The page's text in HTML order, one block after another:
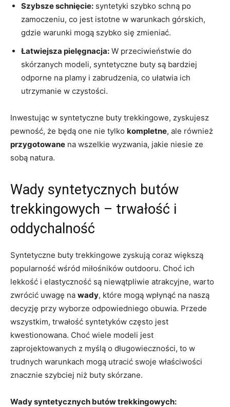
Szybsze schnięcie: syntetyki szybko schną po
zamoczeniu, co jest istotne w warunkach górskich,
gdzie warunki mogą szybko się zmieniać.
Łatwiejsza pielęgnacja: W przeciwieństwie do
skórzanych modeli, syntetyczne buty są bardziej
odporne na plamy i zabrudzenia, co ułatwia ich
utrzymanie w czystości.
Inwestując w syntetyczne buty trekkingowe, zyskujesz
pewność, że będą one nie tylko kompletne, ale również
przygotowane na wszelkie wyzwania, jakie niesie ze
sobą natura.
Wady syntetycznych butów
trekkingowych – trwałość i
oddychalność
Syntetyczne buty trekkingowe zyskują coraz większą
popularność wśród miłośników outdooru. Choć ich
lekkość i elastyczność są niewątpliwie atrakcyjne, warto
zwrócić uwagę na wady, które mogą wpłynąć na naszą
decyzję przy wyborze odpowiedniego obuwia. Przede
wszystkim, trwałość syntetyków często jest
kwestionowana. Choć wiele modeli jest
zaprojektowanych z myślą o długowieczności, to w
trudnych warunkach mogą utracić swoje właściwości
znacznie szybciej niż buty skórzane.
Wady syntetycznych butów trekkingowych: